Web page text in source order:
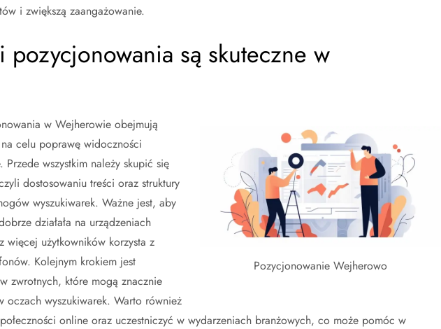
i zwiększą zaangażowanie.
pozycjonowania są skuteczne w
Pozycjonowanie Wejherowo
w Wejherowie obejmują
celu poprawę widoczności
wszystkim należy skupić się
dostosowaniu treści oraz struktury
wyszukiwarek. Ważne jest, aby
działała na urządzeniach
użytkowników korzysta z
Kolejnym krokiem jest
zwrotnych, które mogą znacznie
oczach wyszukiwarek. Warto również
online oraz uczestniczyć w wydarzeniach branżowych, co może pomóc w